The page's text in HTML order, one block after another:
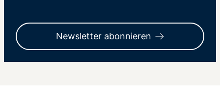
Newsletter abonnieren